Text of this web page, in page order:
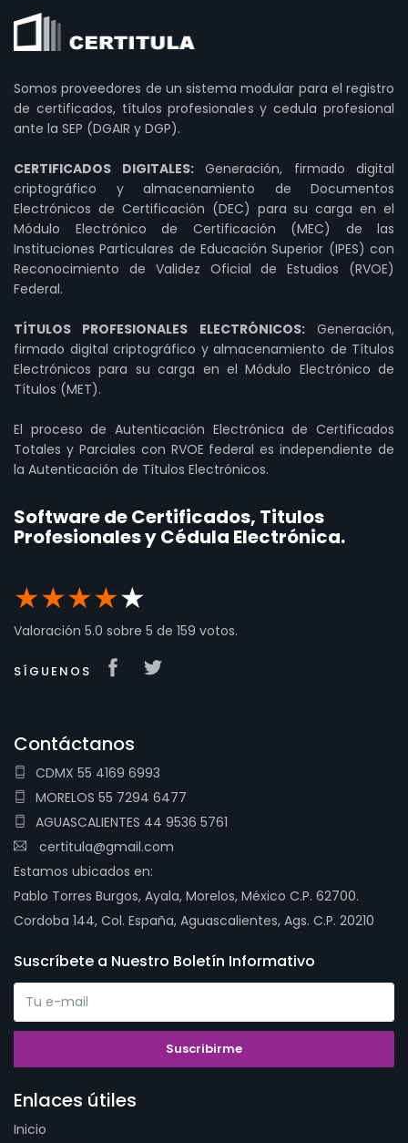
Somos proveedores de un sistema modular para el registro
de certificados, títulos profesionales y cedula profesional
ante la SEP (DGAIR y DGP).
CERTIFICADOS DIGITALES:Generación, firmado digital
criptográfico y almacenamiento de Documentos
Electrónicos de Certificación (DEC) para su carga en el
Módulo Electrónico de Certificación (MEC) de las
Instituciones Particulares de Educación Superior (IPES) con
Reconocimiento de Validez Oficial de Estudios (RVOE)
Federal.
TÍTULOS PROFESIONALES ELECTRÓNICOS:Generación,
firmado digital criptográfico y almacenamiento de Títulos
Electrónicos para su carga en el Módulo Electrónico de
Títulos (MET).
El proceso de Autenticación Electrónica de Certificados
Totales y Parciales con RVOE federal es independiente de
la Autenticación de Títulos Electrónicos.
Software de Certificados, Titulos
Profesionales y Cédula Electrónica.
★★★★★
Valoración 5.0 sobre 5 de 159 votos.
SÍGUENOS
Contáctanos
CDMX 55 4169 6993
MORELOS 55 7294 6477
AGUASCALIENTES 44 9536 5761
certitula@gmail.com
Estamos ubicados en:
Pablo Torres Burgos, Ayala, Morelos, México C.P. 62700.
Cordoba 144, Col. España, Aguascalientes, Ags. C.P. 20210
Suscríbete a Nuestro Boletín Informativo
Enlaces útiles
Inicio